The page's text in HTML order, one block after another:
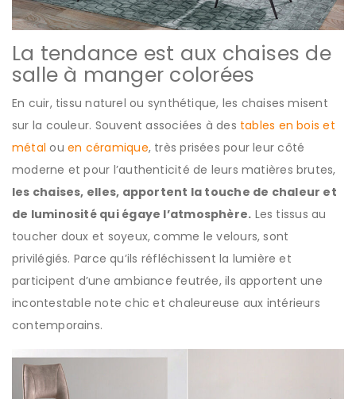
La tendance est aux chaises de
salle à manger colorées
En cuir, tissu naturel ou synthétique, les chaises misent
sur la couleur. Souvent associées à des tables en bois et
métal ouen céramique, très prisées pour leur côté
moderne et pour l’authenticité de leurs matières brutes,
les chaises, elles, apportent la touche de chaleur et
de luminosité qui égaye l’atmosphère. Les tissus au
toucher doux et soyeux, comme le velours, sont
privilégiés. Parce qu’ils réfléchissent la lumière et
participent d’une ambiance feutrée, ils apportent une
incontestable note chic et chaleureuse aux intérieurs
contemporains.